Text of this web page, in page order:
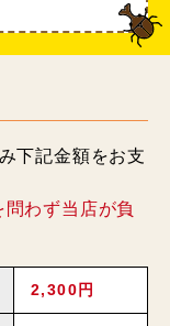
下記金額をお支
わず当店が負
2,300円